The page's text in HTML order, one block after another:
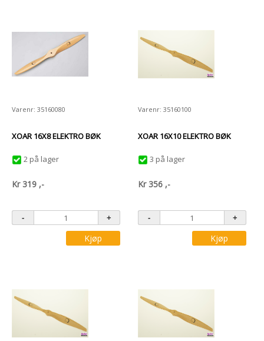
Varenr: 35160080
XOAR 16X8 ELEKTRO BØK
2 på lager
Kr319 ,-
Kjøp
Varenr: 35160100
XOAR 16X10 ELEKTRO BØK
3 på lager
Kr356 ,-
Kjøp